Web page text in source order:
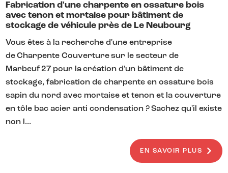
Fabrication d'une charpente en ossature bois
avec tenon et mortaise pour bâtiment de
stockage de véhicule près de Le Neubourg
Vous êtes à la recherche d'une entreprise
de Charpente Couverture sur le secteur de
Marbeuf 27 pour la création d'un bâtiment de
stockage, fabrication de charpente en ossature bois
sapin du nord avec mortaise et tenon et la couverture
en tôle bac acier anti condensation ? Sachez qu'il existe
non l...
EN SAVOIR PLUS